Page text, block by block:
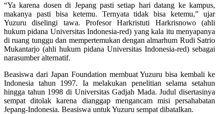
“Ya karena dosen di Jepang pasti setiap hari datang ke kampus,
makanya pasti bisa ketemu. Ternyata tidak bisa ketemu,” ujar
Yuzuru diselingi tawa. Profesor Harkristuti Harkrisnowo (ahli
hukum pidana Universitas Indonesia-red) yang kala itu menyapanya
di ruang tunggu dan mempertemukan dengan almarhum Rudi Satrio
Mukantarjo (ahli hukum pidana Universitas Indonesia-red) sebagai
narasumber alternatif.
Beasiswa dari Japan Foundation membuat Yuzuru bisa kembali ke
Indonesia tahun 1997. Ia melakukan penelitian selama setahun
hingga tahun 1998 di Universitas Gadjah Mada. Judul disertasinya
sempat ditolak karena dianggap mengancam misi persahabatan
Jepang-Indonesia. Beasiswa untuk Yuzuru sempat dibatalkan.